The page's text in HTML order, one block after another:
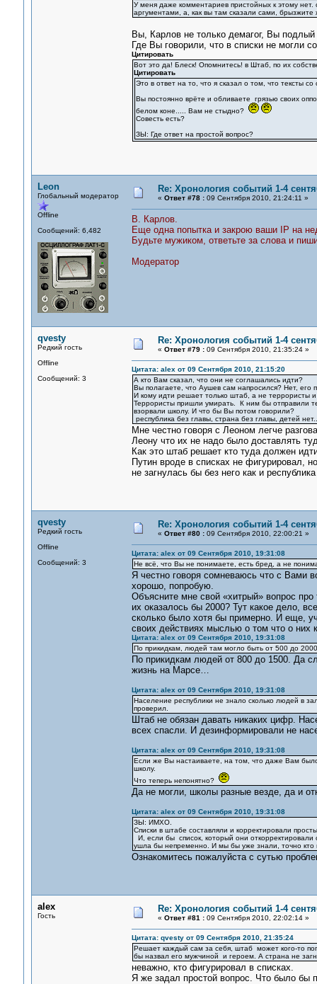
У меня даже комментариев пристойных к этому нет.
аргументами, а, как вы там сказали сами, брызжите
Вы, Карлов не только демагог, Вы подлый
Где Вы говорили, что в списки не могли
Цитировать
Вот это да! Блеск! Опомнитесь! в Штаб, по их
Цитировать
Это в ответ на то, что я сказал о том, что тексты
Вы постоянно врёте и обливаете грязью своих
белом коне..... Вам не стыдно?
Совесть есть?
ЗЫ: Где ответ на простой вопрос?
Leon
Глобальный модератор
Offline
Сообщений: 6,482
Re: Хронология событий 1-4
« Ответ #78 :09 Сентября 2010, 21:24:11 »
В. Карлов.
Еще одна попытка и закрою ваши IP на
Будьте мужиком, ответьте за слова и
Модератор
qvesty
Редкий гость
Offline
Сообщений: 3
Re: Хронология событий 1-4
« Ответ #79 :09 Сентября 2010, 21:35:24 »
Цитата: alex от 09 Сентября 2010, 21:15:20
А кто Вам сказал, что они не соглашались идти?
Вы полагаете, что Аушев сам напросился? Нет, его
И кому идти решает только штаб, а не террористы
Террористы пришли умирать. К ним бы отправили
взорвали школу. И что бы Вы потом говорили?
республика без главы, страна без главы, детей
Мне честно говоря с Леоном легче
Леону что их не надо было доставлять
Как это штаб решает кто туда должен
Путин вроде в списках не фигурировал,
не загнулась бы без него как и
qvesty
Редкий гость
Offline
Сообщений: 3
Re: Хронология событий 1-4
« Ответ #80 :09 Сентября 2010, 22:00:21 »
Цитата: alex от 09 Сентября 2010, 19:31:08
Не всё, что Вы не понимаете, есть бред, а не
Я честно говоря сомневаюсь что с Вами
хорошо, попробую.
Объясните мне свой «хитрый» вопрос про
их оказалось бы 2000? Тут какое дело,
сколько было хотя бы примерно. И еще,
своих действиях мыслью о том что о них
Цитата: alex от 09 Сентября 2010, 19:31:08
По прикидкам, людей там могло быть от 500 до
По прикидкам людей от 800 до 1500. Да
жизнь на Марсе…
Цитата: alex от 09 Сентября 2010, 19:31:08
Население республики не знало сколько людей в
проверил.
Штаб не обязан давать никаких цифр.
всех спасли. И дезинформировали не
Цитата: alex от 09 Сентября 2010, 19:31:08
Если же Вы настаиваете, на том, что даже Вам
школу.
Что теперь непонятно?
Да не могли, школы разные везде, да и
Цитата: alex от 09 Сентября 2010, 19:31:08
ЗЫ: ИМХО.
Списки в штабе составляли и корректировали
И, если бы список, который они
ушла бы непременно. И мы бы уже знали, точно кто
Ознакомитесь пожалуйста с сутью
alex
Гость
Re: Хронология событий 1-4
« Ответ #81 :09 Сентября 2010, 22:02:14 »
Цитата: qvesty от 09 Сентября 2010, 21:35:24
Решает каждый сам за себя, штаб может кого-то
бы назвал его мужчиной и героем. А страна не
неважно, кто фигурировал в списках.
Я же задал простой вопрос. Что было бы